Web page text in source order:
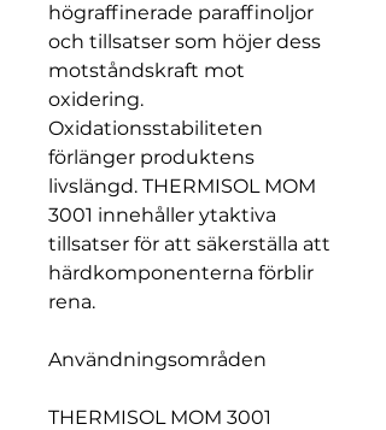
högraffinerade paraffinoljor
och tillsatser som höjer dess
motståndskraft mot
oxidering.
Oxidationsstabiliteten
förlänger produktens
livslängd. THERMISOL MOM
3001 innehåller ytaktiva
tillsatser för att säkerställa att
härdkomponenterna förblir
rena.
Användningsområden
THERMISOL MOM 3001